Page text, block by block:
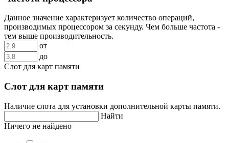
Данное значение характеризует количество операций,
производимых процессором за секунду. Чем больше частота -
тем выше производительность.
от
до
Слот для карт памяти
Слот для карт памяти
Наличие слота для установки дополнительной карты памяти.
Найти
Ничего не найдено